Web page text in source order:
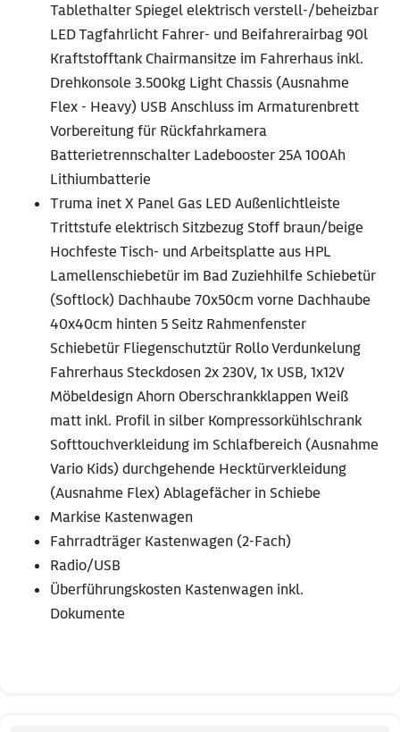
Tablethalter Spiegel elektrisch verstell-/beheizbar
LED Tagfahrlicht Fahrer- und Beifahrerairbag 90l
Kraftstofftank Chairmansitze im Fahrerhaus inkl.
Drehkonsole 3.500kg Light Chassis (Ausnahme
Flex - Heavy) USB Anschluss im Armaturenbrett
Vorbereitung für Rückfahrkamera
Batterietrennschalter Ladebooster 25A 100Ah
Lithiumbatterie
Truma inet X Panel Gas LED Außenlichtleiste
Trittstufe elektrisch Sitzbezug Stoff braun/beige
Hochfeste Tisch- und Arbeitsplatte aus HPL
Lamellenschiebetür im Bad Zuziehhilfe Schiebetür
(Softlock) Dachhaube 70x50cm vorne Dachhaube
40x40cm hinten 5 Seitz Rahmenfenster
Schiebetür Fliegenschutztür Rollo Verdunkelung
Fahrerhaus Steckdosen 2x 230V, 1x USB, 1x12V
Möbeldesign Ahorn Oberschrankklappen Weiß
matt inkl. Profil in silber Kompressorkühlschrank
Softtouchverkleidung im Schlafbereich (Ausnahme
Vario Kids) durchgehende Hecktürverkleidung
(Ausnahme Flex) Ablagefächer in Schiebe
Markise Kastenwagen
Fahrradträger Kastenwagen (2-Fach)
Radio/USB
Überführungskosten Kastenwagen inkl.
Dokumente